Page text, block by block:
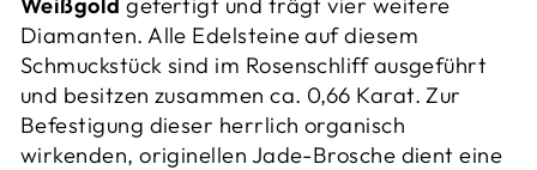
Diamanten. Alle Edelsteine auf diesem
Schmuckstück sind im Rosenschliff ausgeführt
und besitzen zusammen ca. 0,66 Karat. Zur
Befestigung dieser herrlich organisch
wirkenden, originellen Jade-Brosche dient eine